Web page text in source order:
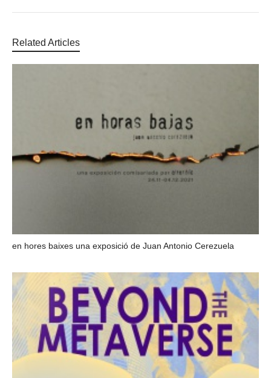
Related Articles
en hores baixes una exposició de Juan Antonio Cerezuela